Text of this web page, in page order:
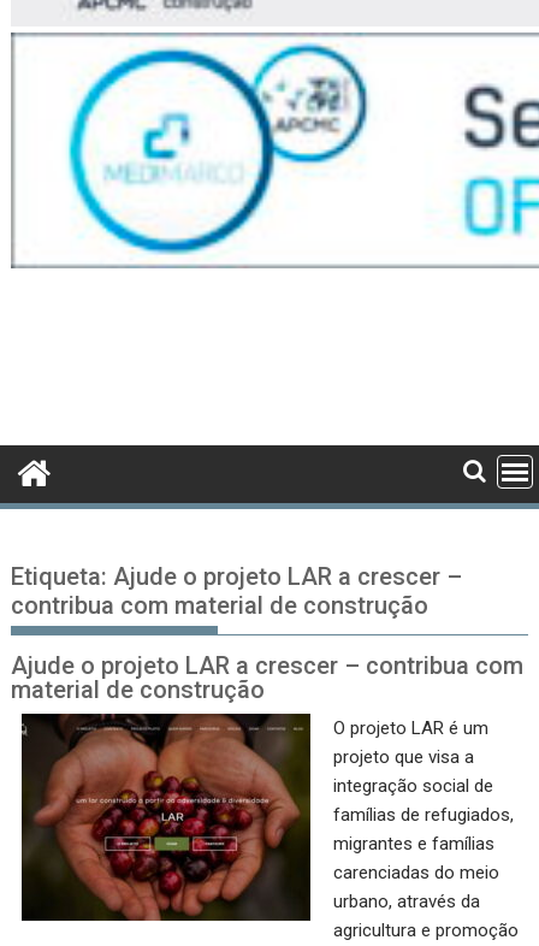
Etiqueta: Ajude o projeto LAR a crescer –
contribua com material de construção
Ajude o projeto LAR a crescer – contribua com
material de construção
O projeto LAR é um
projeto que visa a
integração social de
famílias de refugiados,
migrantes e famílias
carenciadas do meio
urbano, através da
agricultura e promoção